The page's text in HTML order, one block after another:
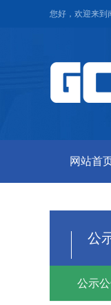
您好，欢迎来到
网站首
公
公示